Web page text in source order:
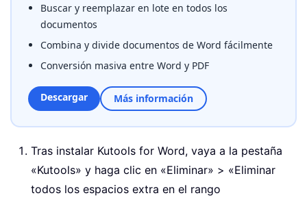
Buscar y reemplazar en lote en todos los
documentos
Combina y divide documentos de Word fácilmente
Conversión masiva entre Word y PDF
Descargar Más información
Tras instalar Kutools for Word, vaya a la pestaña
«Kutools» y haga clic en «Eliminar» > «Eliminar
todos los espacios extra en el rango